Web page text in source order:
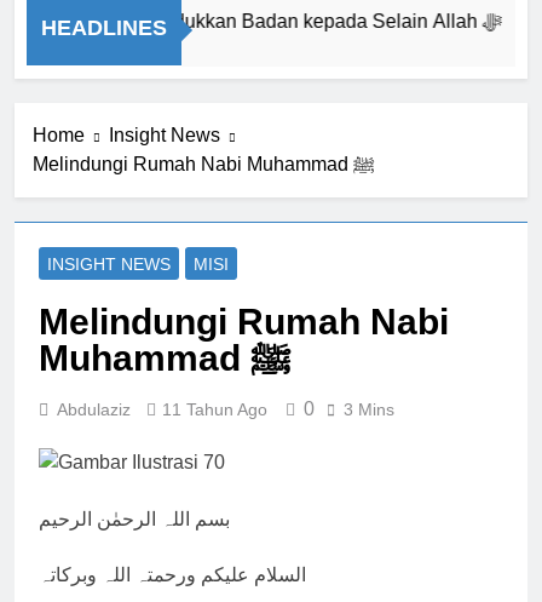
HEADLINES Isyarat Dilarang Menundukkan Badan kepada Selain Allah ﷻ
Home
Insight News
Melindungi Rumah Nabi Muhammad ﷺ
INSIGHT NEWS MISI
Melindungi Rumah Nabi
Muhammad ﷺ
Abdulaziz 11 Tahun Ago 0 3 Mins
بسم اللہ الرحمٰن الرحیم
السلام علیکم ورحمتہ اللہ وبرکاتہ